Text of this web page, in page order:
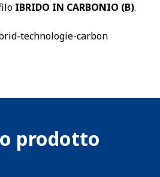
IBRIDO IN CARBONIO (B).
prodotto